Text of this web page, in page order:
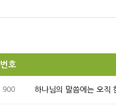
번호
900 하나님의 말씀에는 오직